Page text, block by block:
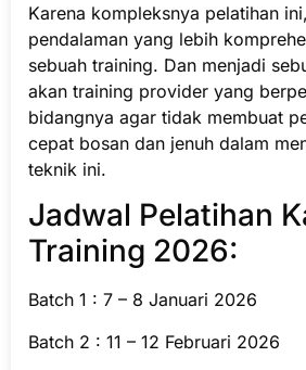
Karena kompleksnya pelatihan
pendalaman yang lebih
sebuah training. Dan menjadi
akan training provider yang
bidangnya agar tidak membuat
cepat bosan dan jenuh dalam
teknik ini.
Jadwal Pelatihan
Training 2026:
Batch 1 : 7 – 8 Januari 2026
Batch 2 : 11 – 12 Februari 2026